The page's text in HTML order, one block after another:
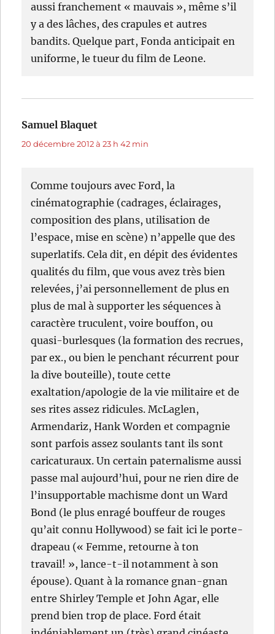
aussi franchement « mauvais », même s’il
y a des lâches, des crapules et autres
bandits. Quelque part, Fonda anticipait en
uniforme, le tueur du film de Leone.
Samuel Blaquet
20 décembre 2012 à 23 h 42 min
Comme toujours avec Ford, la
cinématographie (cadrages, éclairages,
composition des plans, utilisation de
l’espace, mise en scène) n’appelle que des
superlatifs. Cela dit, en dépit des évidentes
qualités du film, que vous avez très bien
relevées, j’ai personnellement de plus en
plus de mal à supporter les séquences à
caractère truculent, voire bouffon, ou
quasi-burlesques (la formation des recrues,
par ex., ou bien le penchant récurrent pour
la dive bouteille), toute cette
exaltation/apologie de la vie militaire et de
ses rites assez ridicules. McLaglen,
Armendariz, Hank Worden et compagnie
sont parfois assez soulants tant ils sont
caricaturaux. Un certain paternalisme aussi
passe mal aujourd’hui, pour ne rien dire de
l’insupportable machisme dont un Ward
Bond (le plus enragé bouffeur de rouges
qu’ait connu Hollywood) se fait ici le porte-
drapeau (« Femme, retourne à ton
travail! », lance-t-il notamment à son
épouse). Quant à la romance gnan-gnan
entre Shirley Temple et John Agar, elle
prend bien trop de place. Ford était